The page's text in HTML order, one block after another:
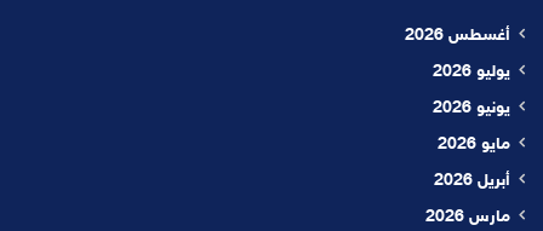
أغسطس 2026
يوليو 2026
يونيو 2026
مايو 2026
أبريل 2026
مارس 2026